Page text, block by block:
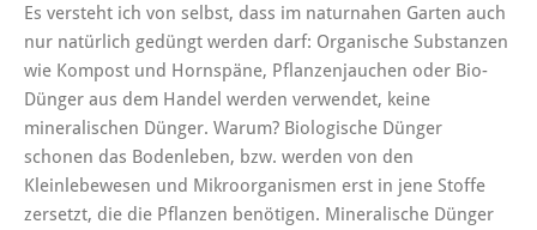
Es versteht ich von selbst, dass im naturnahen Garten auch
nur natürlich gedüngt werden darf: Organische Substanzen
wie Kompost und Hornspäne, Pflanzenjauchen oder Bio-
Dünger aus dem Handel werden verwendet, keine
mineralischen Dünger. Warum? Biologische Dünger
schonen das Bodenleben, bzw. werden von den
Kleinlebewesen und Mikroorganismen erst in jene Stoffe
zersetzt, die die Pflanzen benötigen. Mineralische Dünger